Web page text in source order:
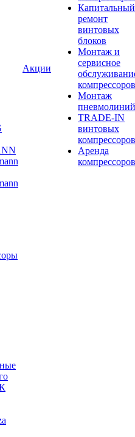
Акции
Капитальный
ремонт
винтовых
блоков
Монтаж и
сервисное
компрессоров
Монтаж
пневмолиний
TRADE-IN
винтовых
компрессоров
Аренда
компрессоров